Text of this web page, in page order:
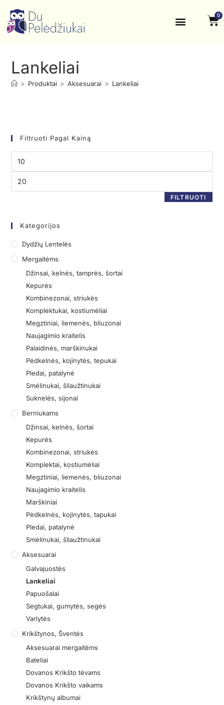
0
Lankeliai
> Produktai > Aksesuarai > Lankeliai
Filtruoti Pagal Kainą
FILTRUOTI
Kategorijos
Dydžių Lentelės
Mergaitėms
Džinsai, kelnės, tamprės, šortai
Kepurės
Kombinezonai, striukės
Komplektukai, kostiumėliai
Megztiniai, liemenės, bliuzonai
Naujagimio kraitelis
Palaidinės, marškinukai
Pėdkelnės, kojinytės, tepukai
Pledai, patalynė
Smėlinukai, šliaužtinukai
Suknelės, sijonai
Berniukams
Džinsai, kelnės, šortai
Kepurės
Kombinezonai, striukės
Komplektai, kostiumėliai
Megztiniai, liemenės, bliuzonai
Naujagimio kraitelis
Marškiniai
Pėdkelnės, kojinytės, tapukai
Pledai, patalynė
Smėlinukai, šliaužtinukai
Aksesuarai
Galvajuostės
Lankeliai
Papuošalai
Segtukai, gumytės, segės
Varlytės
Krikštynos, Šventės
Aksesuarai mergaitėms
Bateliai
Dovanos Krikšto tėvams
Dovanos Krikšto vaikams
Krikštynų albumai